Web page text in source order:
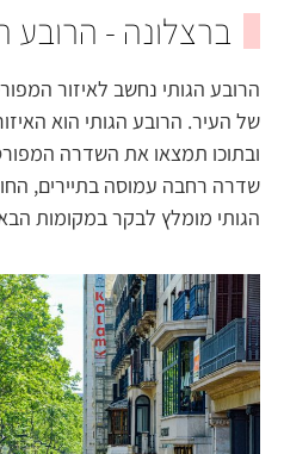
ברצלונה - הרובע
הרובע הגותי נחשב לאיזור
של העיר. הרובע הגותי הוא
ובתוכו תמצאו את השדרה
שדרה רחבה עמוסה בתיירים,
הגותי מומלץ לבקר במקומות